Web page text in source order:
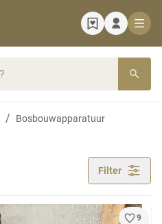
Bosbouwapparatuur
Filter
9